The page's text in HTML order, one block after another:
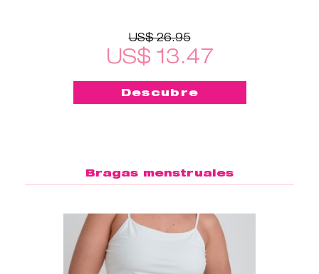
US$ 26.95
US$ 13.47
Descubre
Bragas menstruales